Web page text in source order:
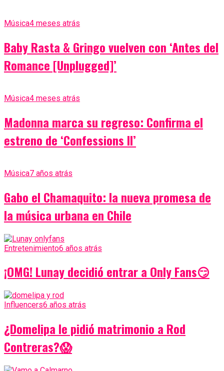
Música4 meses atrás
Baby Rasta & Gringo vuelven con ‘Antes del
Romance [Unplugged]’
Música4 meses atrás
Madonna marca su regreso: Confirma el
estreno de ‘Confessions II’
Música7 años atrás
Gabo el Chamaquito: la nueva promesa de
la música urbana en Chile
Entretenimiento6 años atrás
¡OMG! Lunay decidió entrar a Only Fans😏
Influencers6 años atrás
¿Domelipa le pidió matrimonio a Rod
Contreras?😱